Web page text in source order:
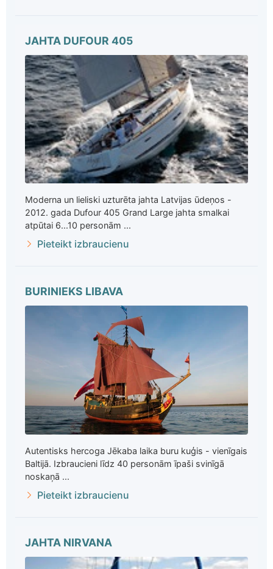
JAHTA DUFOUR 405
Moderna un lieliski uzturēta jahta Latvijas ūdeņos -
2012. gada Dufour 405 Grand Large jahta smalkai
atpūtai 6...10 personām ...
Pieteikt izbraucienu
BURINIEKS LIBAVA
Autentisks hercoga Jēkaba laika buru kuģis - vienīgais
Baltijā. Izbraucieni līdz 40 personām īpaši svinīgā
noskaņā ...
Pieteikt izbraucienu
JAHTA NIRVANA